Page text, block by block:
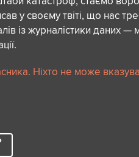
у своєму твіті, що нас
із журналістики даних —
Ніхто не може